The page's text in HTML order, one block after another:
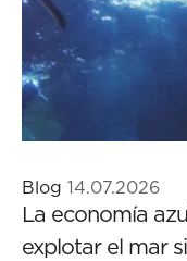
Blog 14.07.2026
La economía
explotar el mar